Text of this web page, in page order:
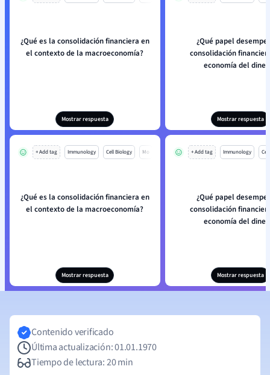
¿Qué es la consolidación financiera en
el contexto de la macroeconomía?
Mostrar respuesta
¿Qué papel
consolidación
economía del
Mostrar respuesta
+ Add tag Immunology Cell Biology Mo
¿Qué es la consolidación financiera en
el contexto de la macroeconomía?
Mostrar respuesta
+ Add tag Immunology
¿Qué papel
consolidación
economía del
Mostrar respuesta
Contenido verificado
Última actualización: 01.01.1970
Tiempo de lectura: 20 min